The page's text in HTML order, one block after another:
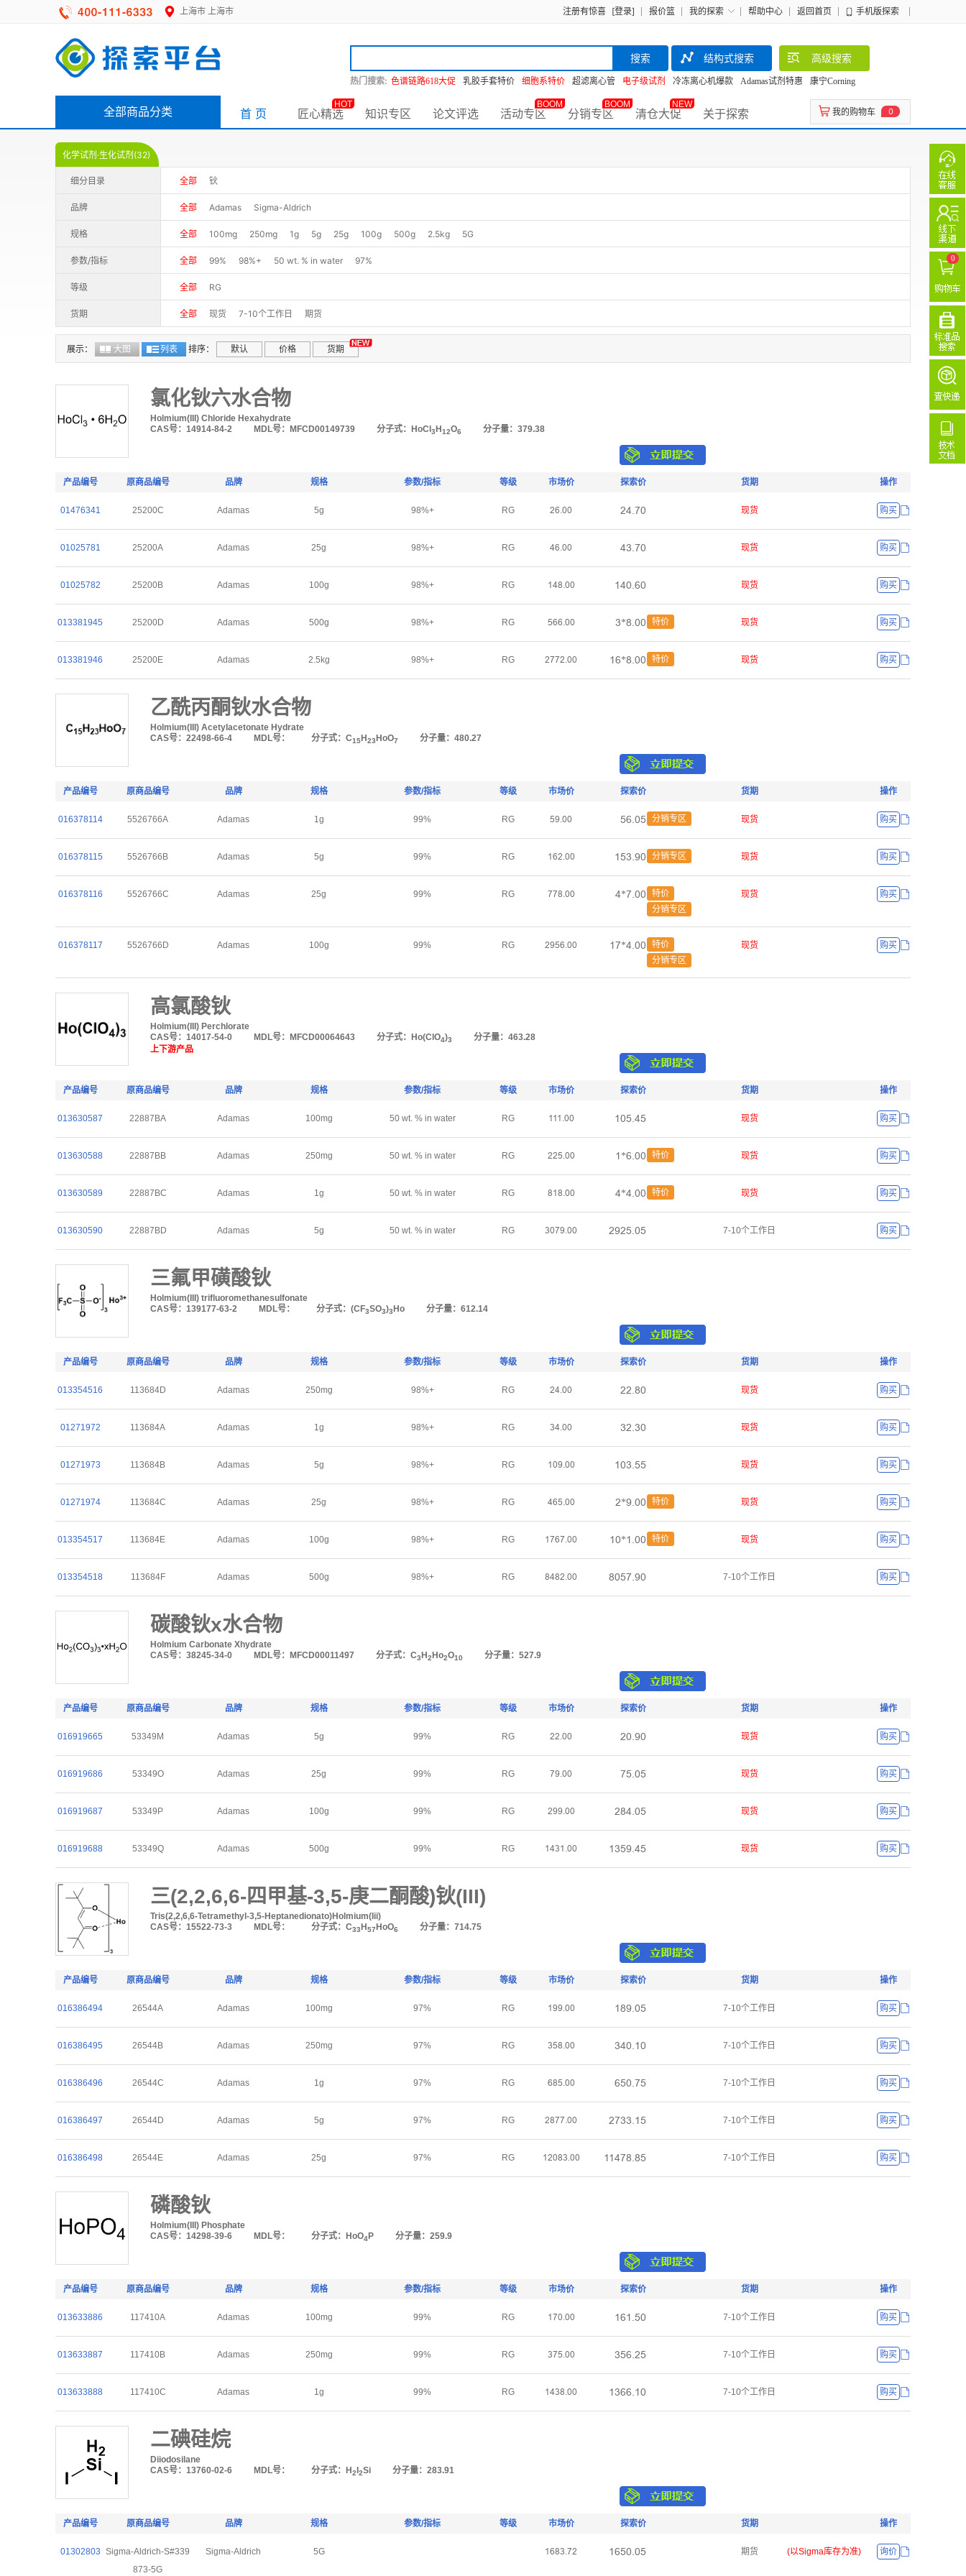
上海市 上海市 注册有惊喜 [登录] 报价篮 我的探索 帮助中心 返回首页 手机版探索
搜索 结构式搜索 高级搜索
热门搜索: 色谱链路618大促 乳胶手套特价 细胞系特价 超滤离心管 电子级试剂 冷冻离心机爆款 Adamas试剂特惠 康宁Corning
全部商品分类 首 页 匠心精选
HOT
知识专区 论文评选 活动专区
BOOM
分销专区
BOOM
清仓大促
NEW
关于探索 我的购物车 0
化学试剂·生化试剂(32)
细分目录 全部 钬
品牌 全部 Adamas Sigma-Aldrich
规格 全部 100mg 250mg 1g 5g 25g 100g 500g 2.5kg 5G
参数/指标 全部 99% 98%+ 50 wt. % in water 97%
等级 全部 RG
货期 全部 现货 7-10个工作日 期货
展示： 大图 列表 排序： 默认 价格 货期
氯化钬六水合物
Holmium(III) Chloride Hexahydrate
CAS号：14914-84-2
MDL号：MFCD00149739 分子式：HoCl 3 H 12O6 分子量：379.38
产品编号 原商品编号 品牌 规格 参数/指标 等级 市场价 探索价 货期 操作
01476341 25200C Adamas 5g 98%+ RG ſƧŤřř ſȂŤƚř 现货 购买
01025781 25200A Adamas 25g 98%+ RG ȂƧŤřř ȂŁŤƚř 现货 购买
01025782 25200B Adamas 100g 98%+ RG ǝȂȬŤřř ǝȂřŤƧř 现货 购买
013381945 25200D Adamas 500g 98%+ RG œƧƧŤřř Ł*ȬŤřř 特价 现货 购买
013381946 25200E Adamas 2.5kg 98%+ RG ſƚƚſŤřř ǝƧ*ȬŤřř 特价 现货 购买
乙酰丙酮钬水合物
Holmium(III) Acetylacetonate Hydrate
CAS号：22498-66-4
MDL号： 分子式：C15H 23 HoO7 分子量：480.27
产品编号 原商品编号 品牌 规格 参数/指标 等级 市场价 探索价 货期 操作
016378114 5526766A Adamas 1g 99% RG œůŤřř œƧŤřœ 分销专区 现货 购买
016378115 5526766B Adamas 5g 99% RG ǝƧſŤřř ǝœŁŤůř 分销专区 现货 购买
016378116 5526766C Adamas 25g 99% RG ƚƚȬŤřř Ȃ*ƚŤřř
特价
分销专区
现货 购买
016378117 5526766D Adamas 100g 99% RG ſůœƧŤřř ǝƚ*ȂŤřř
特价
分销专区
现货 购买
高氯酸钬
Holmium(III) Perchlorate
CAS号：14017-54-0
MDL号：MFCD00064643 分子式：Ho(ClO4)3
分子量：463.28
上下游产品
产品编号 原商品编号 品牌 规格 参数/指标 等级 市场价 探索价 货期 操作
013630587 22887BA Adamas 100mg 50 wt. % in water RG ǝǝǝŤřř ǝřœŤȂœ 现货 购买
013630588 22887BB Adamas 250mg 50 wt. % in water RG ſſœŤřř ǝ*ƧŤřř 特价 现货 购买
013630589 22887BC Adamas 1g 50 wt. % in water RG ȬǝȬŤřř Ȃ*ȂŤřř 特价 现货 购买
013630590 22887BD Adamas 5g 50 wt. % in water RG ŁřƚůŤřř ſůſœŤřœ 7-10个工作日 购买
三氟甲磺酸钬
Holmium(III) trifluoromethanesulfonate
CAS号：139177-63-2
MDL号： 分子式：(CF3SO3)3 Ho 分子量：612.14
产品编号 原商品编号 品牌 规格 参数/指标 等级 市场价 探索价 货期 操作
013354516 113684D Adamas 250mg 98%+ RG ſȂŤřř ſſŤȬř 现货 购买
01271972 113684A Adamas 1g 98%+ RG ŁȂŤřř ŁſŤŁř 现货 购买
01271973 113684B Adamas 5g 98%+ RG ǝřůŤřř ǝřŁŤœœ 现货 购买
01271974 113684C Adamas 25g 98%+ RG ȂƧœŤřř ſ*ůŤřř 特价 现货 购买
013354517 113684E Adamas 100g 98%+ RG ǝƚƧƚŤřř ǝř*ǝŤřř 特价 现货 购买
013354518 113684F Adamas 500g 98%+ RG ȬȂȬſŤřř ȬřœƚŤůř 7-10个工作日 购买
碳酸钬x水合物
Holmium Carbonate Xhydrate
CAS号：38245-34-0
MDL号：MFCD00011497 分子式：C3 H 2 Ho2O10 分子量：527.9
产品编号 原商品编号 品牌 规格 参数/指标 等级 市场价 探索价 货期 操作
016919665 53349M Adamas 5g 99% RG ſſŤřř ſřŤůř 现货 购买
016919686 53349O Adamas 25g 99% RG ƚůŤřř ƚœŤřœ 现货 购买
016919687 53349P Adamas 100g 99% RG ſůůŤřř ſȬȂŤřœ 现货 购买
016919688 53349Q Adamas 500g 99% RG ǝȂŁǝŤřř ǝŁœůŤȂœ 现货 购买
三(2,2,6,6-四甲基-3,5-庚二酮酸)钬(III)
Tris(2,2,6,6-Tetramethyl-3,5-Heptanedionato)Holmium(Iii)
CAS号：15522-73-3
MDL号： 分子式：C33 H 57 HoO6 分子量：714.75
产品编号 原商品编号 品牌 规格 参数/指标 等级 市场价 探索价 货期 操作
016386494 26544A Adamas 100mg 97% RG ǝůůŤřř ǝȬůŤřœ 7-10个工作日 购买
016386495 26544B Adamas 250mg 97% RG ŁœȬŤřř ŁȂřŤǝř 7-10个工作日 购买
016386496 26544C Adamas 1g 97% RG ƧȬœŤřř ƧœřŤƚœ 7-10个工作日 购买
016386497 26544D Adamas 5g 97% RG ſȬƚƚŤřř ſƚŁŁŤǝœ 7-10个工作日 购买
016386498 26544E Adamas 25g 97% RG ǝſřȬŁŤřř ǝǝȂƚȬŤȬœ 7-10个工作日 购买
磷酸钬
Holmium(III) Phosphate
CAS号：14298-39-6
MDL号： 分子式：HoO4P 分子量：259.9
产品编号 原商品编号 品牌 规格 参数/指标 等级 市场价 探索价 货期 操作
013633886 117410A Adamas 100mg 99% RG ǝƚřŤřř ǝƧǝŤœř 7-10个工作日 购买
013633887 117410B Adamas 250mg 99% RG ŁƚœŤřř ŁœƧŤſœ 7-10个工作日 购买
013633888 117410C Adamas 1g 99% RG ǝȂŁȬŤřř ǝŁƧƧŤǝř 7-10个工作日 购买
二碘硅烷
Diiodosilane
CAS号：13760-02-6
MDL号： 分子式：H 2 2Si 分子量：283.91
产品编号 原商品编号 品牌 规格 参数/指标 等级 市场价 探索价 货期 操作
01302803 Sigma-Aldrich-S#339
873-5G
Sigma-Aldrich 5G ǝƧȬŁŤƚſ ǝƧœřŤřœ 期货 (以Sigma库存为准) 询价
0